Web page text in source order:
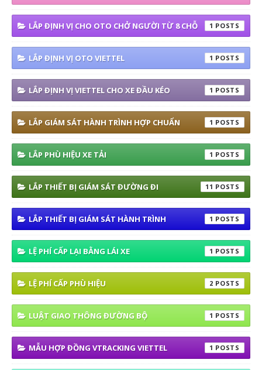
LẮP ĐỊNH VỊ CHO OTO CHỞ NGƯỜI TỪ 8 CHỖ 1
LẮP ĐỊNH VỊ OTO VIETTEL 1
LẮP ĐỊNH VỊ VIETTEL CHO XE ĐẦU KÉO 1
LẮP GIÁM SÁT HÀNH TRÌNH HỢP CHUẨN 1
LẮP PHÙ HIỆU XE TẢI 1
LẮP THIẾT BỊ GIÁM SÁT ĐƯỜNG ĐI 11
LẮP THIẾT BỊ GIÁM SÁT HÀNH TRÌNH 1
LỆ PHÍ CẤP LẠI BẰNG LÁI XE 1
LỆ PHÍ CẤP PHÙ HIỆU 2
LUẬT GIAO THÔNG ĐƯỜNG BỘ 1
MẪU HỢP ĐỒNG VTRACKING VIETTEL 1